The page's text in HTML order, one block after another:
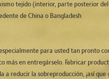
tejido (interior, parte posterior
de China o Bangladesh
más en entregárselo. Fabricar
a reducir la sobreproducción, ¡así